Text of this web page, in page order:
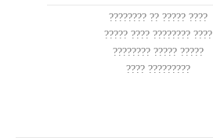
???? ????? ?? ????????
???? ???????? ???? ?????
????? ????? ????????
????????? ????